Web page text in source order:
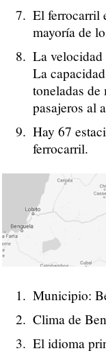
El ferrocarril
mayoría de
La velocidad
La
toneladas
pasajeros al
Hay 67
ferrocarril.
Municipio:
Clima de
El idioma